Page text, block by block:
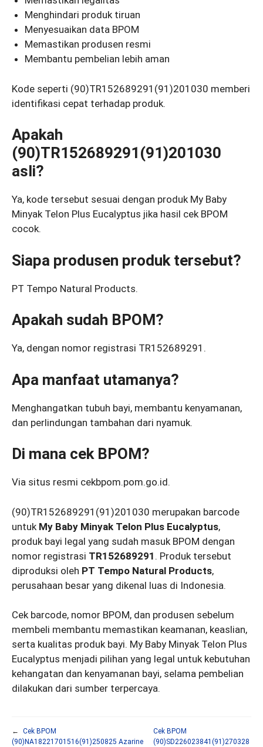
Menghindari produk tiruan
Menyesuaikan data BPOM
Memastikan produsen resmi
Membantu pembelian lebih aman
Kode seperti (90)TR152689291(91)201030 memberi
identifikasi cepat terhadap produk.
Apakah
(90)TR152689291(91)201030
asli?
Ya, kode tersebut sesuai dengan produk My Baby
Minyak Telon Plus Eucalyptus jika hasil cek BPOM
cocok.
Siapa produsen produk tersebut?
PT Tempo Natural Products.
Apakah sudah BPOM?
Ya, dengan nomor registrasi TR152689291.
Apa manfaat utamanya?
Menghangatkan tubuh bayi, membantu kenyamanan,
dan perlindungan tambahan dari nyamuk.
Di mana cek BPOM?
Via situs resmi cekbpom.pom.go.id.
(90)TR152689291(91)201030 merupakan barcode
untuk My Baby Minyak Telon Plus Eucalyptus,
produk bayi legal yang sudah masuk BPOM dengan
nomor registrasi TR152689291 . Produk tersebut
diproduksi oleh PT Tempo Natural Products,
perusahaan besar yang dikenal luas di Indonesia.
Cek barcode, nomor BPOM, dan produsen sebelum
membeli membantu memastikan keamanan, keaslian,
serta kualitas produk bayi. My Baby Minyak Telon Plus
Eucalyptus menjadi pilihan yang legal untuk kebutuhan
kehangatan dan kenyamanan bayi, selama pembelian
dilakukan dari sumber terpercaya.
←
Cek BPOM
(90)NA18221701516(91)250825 Azarine
Cek BPOM
(90)SD226023841(91)270328